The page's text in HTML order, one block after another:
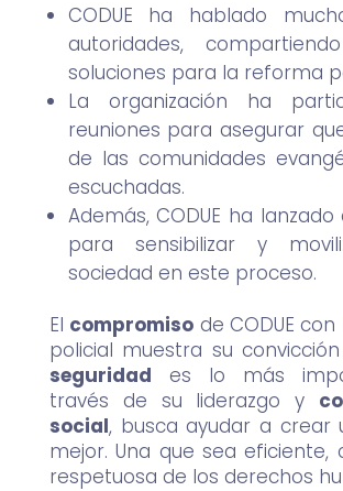
CODUE ha hablado
autoridades,
soluciones para la reforma
La organización ha
reuniones para asegurar
de las comunidades
escuchadas.
Además, CODUE ha
para sensibilizar y
sociedad en este proceso.
El compromiso de CODUE
policial muestra su
seguridad es lo más
través de su liderazgo y
social, busca ayudar a crear
mejor. Una que sea eficiente,
respetuosa de los derechos